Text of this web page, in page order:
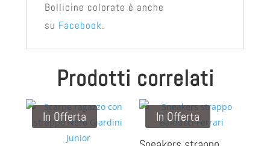
Bollicine colorate è anche
su Facebook.
Prodotti correlati
In Offerta
In Offerta